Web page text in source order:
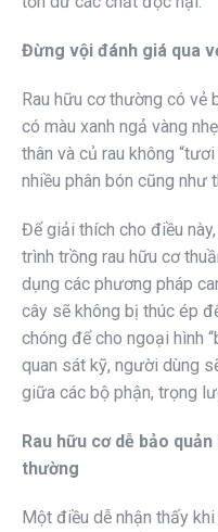
Đừng vội đánh giá qua
Rau hữu cơ thường có vẻ
có màu xanh ngả vàng
thân và củ rau không
nhiều phân bón cũng như
Để giải thích cho điều
trình trồng rau hữu cơ
dụng các phương pháp
cây sẽ không bị thúc ép
chóng để cho ngoại hình
quan sát kỹ, người dùng
giữa các bộ phận, trọng
Rau hữu cơ dễ bảo
thường
Một điều dễ nhận thấy